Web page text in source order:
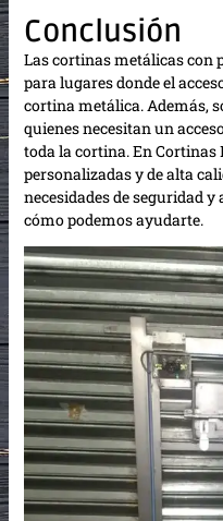
Conclusión
Las cortinas metálicas con
para lugares donde el
cortina metálica. Además,
quienes necesitan un
toda la cortina. En
personalizadas y de alta
necesidades de seguridad y
cómo podemos ayudarte.